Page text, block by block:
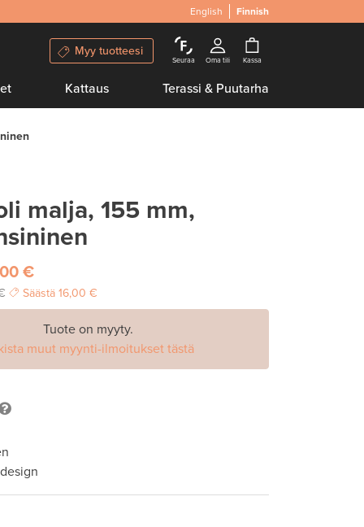
English Finnish
Myy tuotteesi
Seuraa Oma tili Kassa
Kattaus Terassi & Puutarha
malja, 155 mm,
€
Säästä 16,00 €
Tuote on myyty.
muut myynti-ilmoitukset tästä